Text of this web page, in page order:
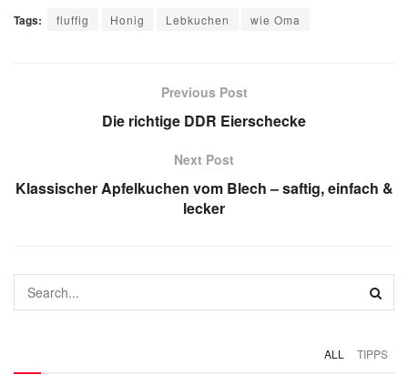
Tags: fluffig Honig Lebkuchen wie Oma
Previous Post
Die richtige DDR Eierschecke
Next Post
Klassischer Apfelkuchen vom Blech – saftig, einfach &
lecker
ALL TIPPS